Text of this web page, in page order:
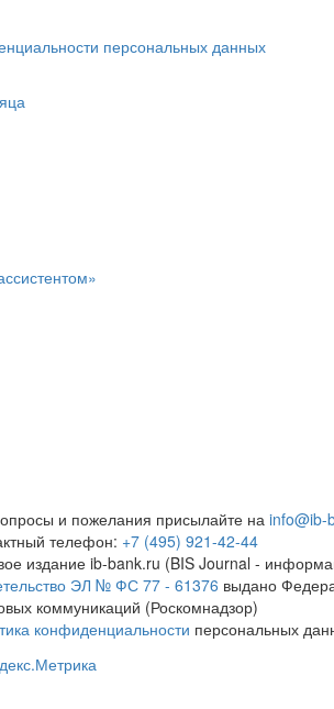
персональных данных
и пожелания присылайте на info@ib-
телефон: +7 (495) 921-42-44
издание ib-bank.ru (BIS Journal -
ЭЛ № ФС 77 - 61376 выдано
коммуникаций (Роскомнадзор)
конфиденциальности персональных